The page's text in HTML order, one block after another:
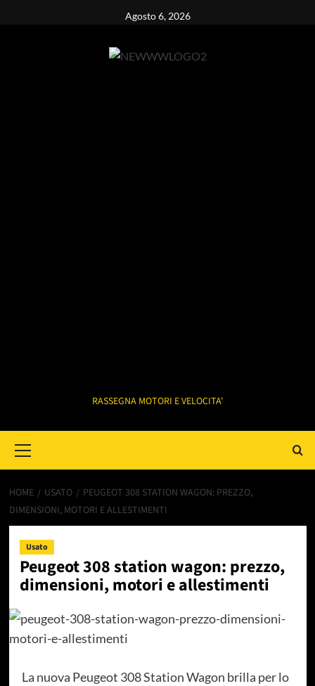
Agosto 6, 2026
RASSEGNA MOTORI E VELOCITA'
Menu
HOME USATO
PEUGEOT 308 STATION WAGON: PREZZO,
DIMENSIONI, MOTORI E ALLESTIMENTI
Usato
Peugeot 308 station wagon: prezzo,
dimensioni, motori e allestimenti
La nuova Peugeot 308 Station Wagon brilla per lo